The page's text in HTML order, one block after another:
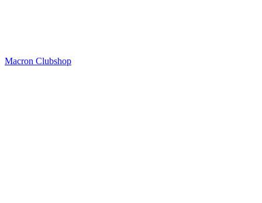
Macron Clubshop